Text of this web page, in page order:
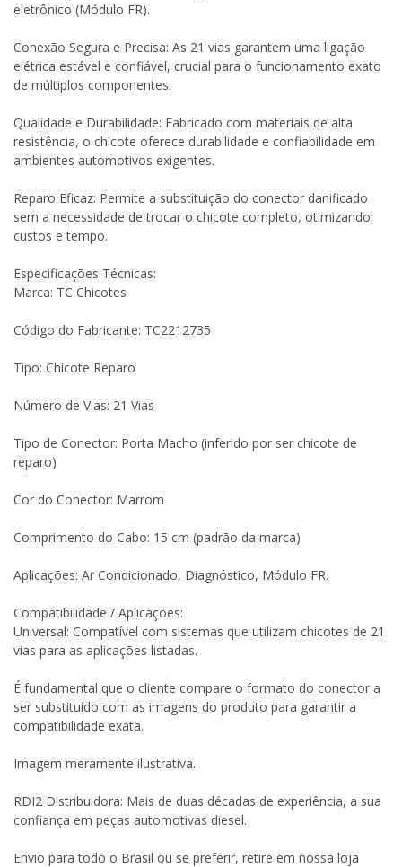
eletrônico (Módulo FR).
Conexão Segura e Precisa: As 21 vias garantem uma ligação
elétrica estável e confiável, crucial para o funcionamento exato
de múltiplos componentes.
Qualidade e Durabilidade: Fabricado com materiais de alta
resistência, o chicote oferece durabilidade e confiabilidade em
ambientes automotivos exigentes.
Reparo Eficaz: Permite a substituição do conector danificado
sem a necessidade de trocar o chicote completo, otimizando
custos e tempo.
Especificações Técnicas:
Marca: TC Chicotes
Código do Fabricante: TC2212735
Tipo: Chicote Reparo
Número de Vias: 21 Vias
Tipo de Conector: Porta Macho (inferido por ser chicote de
reparo)
Cor do Conector: Marrom
Comprimento do Cabo: 15 cm (padrão da marca)
Aplicações: Ar Condicionado, Diagnóstico, Módulo FR.
Compatibilidade / Aplicações:
Universal: Compatível com sistemas que utilizam chicotes de 21
vias para as aplicações listadas.
É fundamental que o cliente compare o formato do conector a
ser substituído com as imagens do produto para garantir a
compatibilidade exata.
Imagem meramente ilustrativa.
RDI2 Distribuidora: Mais de duas décadas de experiência, a sua
confiança em peças automotivas diesel.
Envio para todo o Brasil ou se preferir, retire em nossa loja